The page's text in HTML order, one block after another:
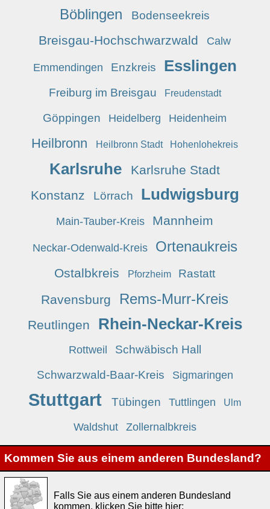
Böblingen Bodenseekreis
Breisgau-Hochschwarzwald Calw
Emmendingen Enzkreis Esslingen
Freiburg im Breisgau Freudenstadt
Göppingen Heidelberg Heidenheim
Heilbronn Heilbronn Stadt Hohenlohekreis
Karlsruhe
Karlsruhe Stadt
Konstanz
Lörrach Ludwigsburg
Main-Tauber-Kreis Mannheim
Neckar-Odenwald-Kreis Ortenaukreis
Ostalbkreis Pforzheim Rastatt
Ravensburg Rems-Murr-Kreis
Reutlingen Rhein-Neckar-Kreis
Rottweil
Schwäbisch Hall
Schwarzwald-Baar-Kreis
Sigmaringen
Stuttgart Tübingen Tuttlingen Ulm
Waldshut Zollernalbkreis
Kommen Sie aus einem anderen Bundesland?
Falls Sie aus einem anderen Bundesland
kommen, klicken Sie bitte hier: